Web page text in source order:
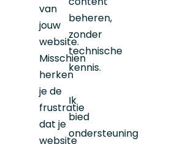
van
jouw
website.
Misschien
herken
je de
frustratie
dat je
website
beheren,
zonder
technische
kennis.
Ik
bied
ondersteuning